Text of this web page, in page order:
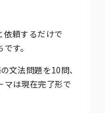
依頼するだけで
す。
文法問題を10問、
マは現在完了形で